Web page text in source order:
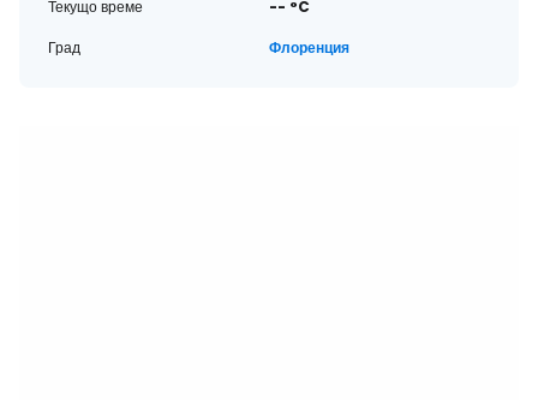
Текущо време
-- °C
Град
Флоренция